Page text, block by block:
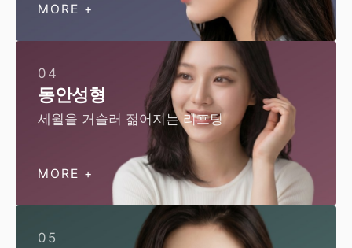
MORE +
04
동안성형
세월을 거슬러 젊어지는 리프팅
MORE +
05